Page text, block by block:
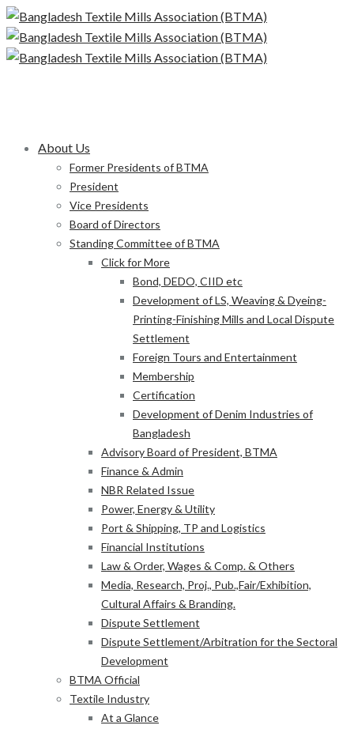
About Us
Former Presidents of BTMA
President
Vice Presidents
Board of Directors
Standing Committee of BTMA
Click for More
Bond, DEDO, CIID etc
Development of LS, Weaving & Dyeing-
Printing-Finishing Mills and Local Dispute
Settlement
Foreign Tours and Entertainment
Membership
Certification
Development of Denim Industries of
Bangladesh
Advisory Board of President, BTMA
Finance & Admin
NBR Related Issue
Power, Energy & Utility
Port & Shipping, TP and Logistics
Financial Institutions
Law & Order, Wages & Comp. & Others
Media, Research, Proj., Pub.,Fair/Exhibition,
Cultural Affairs & Branding.
Dispute Settlement
Dispute Settlement/Arbitration for the Sectoral
Development
BTMA Official
Textile Industry
At a Glance